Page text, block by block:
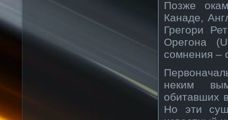
Позже
Канаде,
Грегори
Орегона
сомнения –
неким
обитавших
Но эти